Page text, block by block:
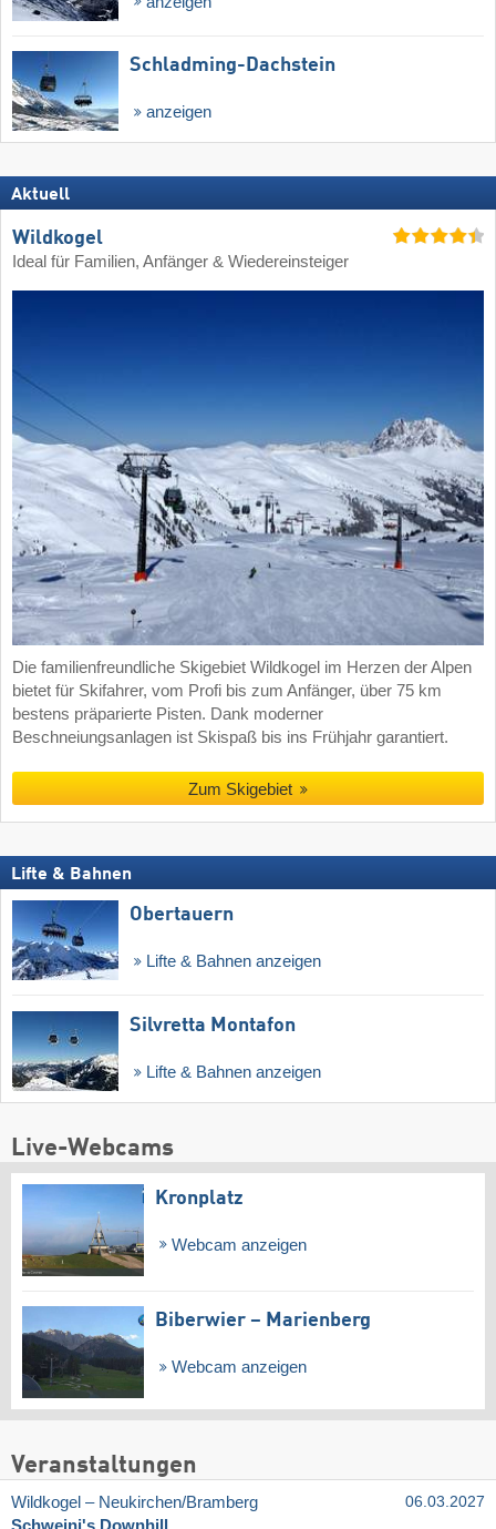
Schladming-Dachstein
anzeigen
Aktuell
Wildkogel
Ideal für Familien, Anfänger & Wiedereinsteiger
Die familienfreundliche Skigebiet Wildkogel im Herzen der Alpen
bietet für Skifahrer, vom Profi bis zum Anfänger, über 75 km
bestens präparierte Pisten. Dank moderner
Beschneiungsanlagen ist Skispaß bis ins Frühjahr garantiert.
Zum Skigebiet
Lifte & Bahnen
Obertauern
Lifte & Bahnen anzeigen
Silvretta Montafon
Lifte & Bahnen anzeigen
Live-Webcams
Kronplatz
Webcam anzeigen
Biberwier – Marienberg
Webcam anzeigen
Veranstaltungen
Wildkogel – Neukirchen/​Bramberg
06.03.2027